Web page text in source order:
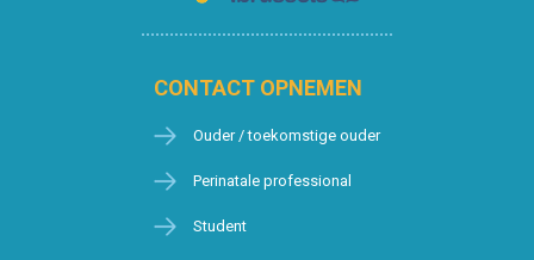
CONTACT OPNEMEN
Ouder / toekomstige ouder
Perinatale professional
Student